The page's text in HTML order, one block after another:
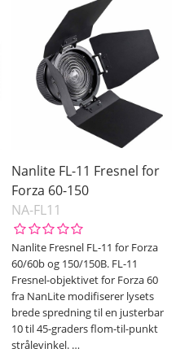
Nanlite FL-11 Fresnel for
Forza 60-150
NA-FL11
Nanlite Fresnel FL-11 for Forza
60/60b og 150/150B. FL-11
Fresnel-objektivet for Forza 60
fra NanLite modifiserer lysets
brede spredning til en justerbar
10 til 45-graders flom-til-punkt
strålevinkel. …